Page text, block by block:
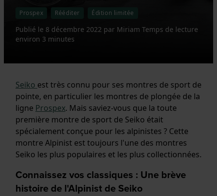
Prospex Rééditer Édition limitée
Publié le 8 décembre 2022 par Miriam Temps de lecture
environ 3 minutes
Seiko est très connu pour ses montres de sport de
pointe, en particulier les montres de plongée de la
ligne Prospex. Mais saviez-vous que la toute
première montre de sport de Seiko était
spécialement conçue pour les alpinistes ? Cette
montre Alpinist est toujours l'une des montres
Seiko les plus populaires et les plus collectionnées.
Connaissez vos classiques : Une brève
histoire de l'Alpinist de Seiko